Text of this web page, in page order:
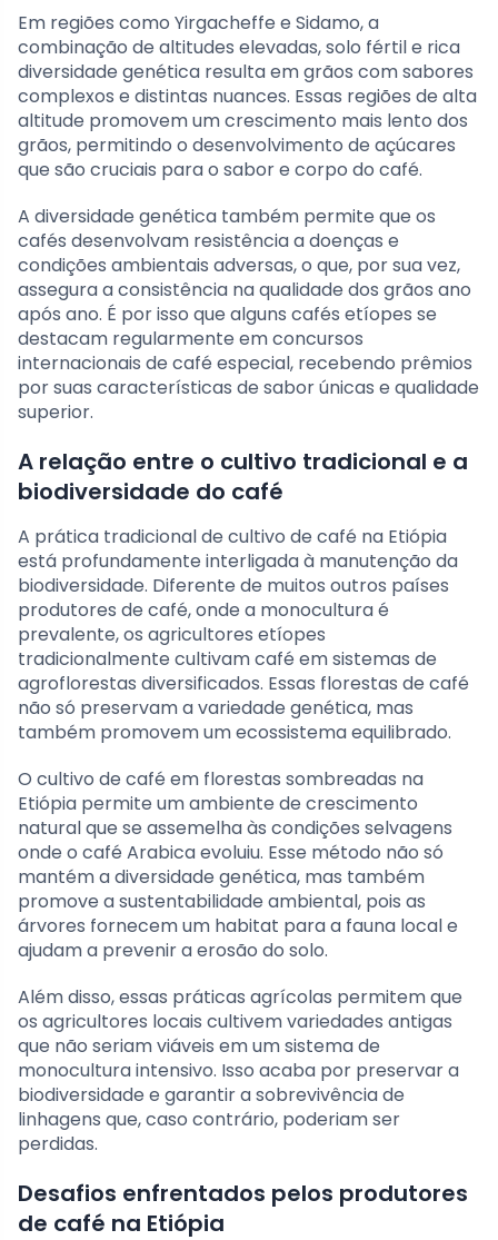
Em regiões como Yirgacheffe e Sidamo, a
combinação de altitudes elevadas, solo fértil e rica
diversidade genética resulta em grãos com sabores
complexos e distintas nuances. Essas regiões de alta
altitude promovem um crescimento mais lento dos
grãos, permitindo o desenvolvimento de açúcares
que são cruciais para o sabor e corpo do café.
A diversidade genética também permite que os
cafés desenvolvam resistência a doenças e
condições ambientais adversas, o que, por sua vez,
assegura a consistência na qualidade dos grãos ano
após ano. É por isso que alguns cafés etíopes se
destacam regularmente em concursos
internacionais de café especial, recebendo prêmios
por suas características de sabor únicas e qualidade
superior.
A relação entre o cultivo tradicional e a
biodiversidade do café
A prática tradicional de cultivo de café na Etiópia
está profundamente interligada à manutenção da
biodiversidade. Diferente de muitos outros países
produtores de café, onde a monocultura é
prevalente, os agricultores etíopes
tradicionalmente cultivam café em sistemas de
agroflorestas diversificados. Essas florestas de café
não só preservam a variedade genética, mas
também promovem um ecossistema equilibrado.
O cultivo de café em florestas sombreadas na
Etiópia permite um ambiente de crescimento
natural que se assemelha às condições selvagens
onde o café Arabica evoluiu. Esse método não só
mantém a diversidade genética, mas também
promove a sustentabilidade ambiental, pois as
árvores fornecem um habitat para a fauna local e
ajudam a prevenir a erosão do solo.
Além disso, essas práticas agrícolas permitem que
os agricultores locais cultivem variedades antigas
que não seriam viáveis em um sistema de
monocultura intensivo. Isso acaba por preservar a
biodiversidade e garantir a sobrevivência de
linhagens que, caso contrário, poderiam ser
perdidas.
Desafios enfrentados pelos produtores
de café na Etiópia